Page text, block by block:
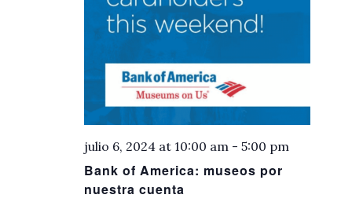
Bank of America: museos por
nuestra cuenta
julio 6, 2024 at 10:00 am -5:00 pm